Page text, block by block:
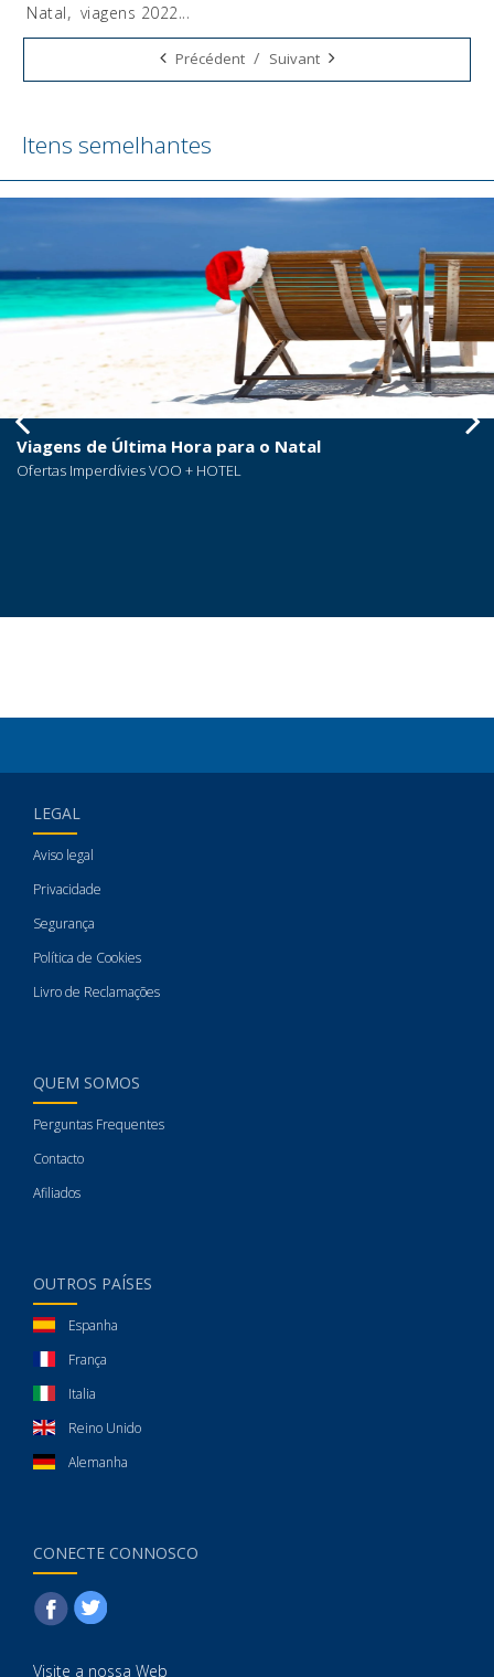
Tags:
Natal, viagens 2022...
Précédent / Suivant
Itens semelhantes
Viagens de Última Hora para o Natal
Ofertas Imperdívies VOO + HOTEL
LEGAL
Aviso legal
Privacidade
Segurança
Política de Cookies
Livro de Reclamações
QUEM SOMOS
Perguntas Frequentes
Contacto
Afiliados
OUTROS PAÍSES
Espanha
França
Italia
Reino Unido
Alemanha
CONECTE CONNOSCO
Visite a nossa Web